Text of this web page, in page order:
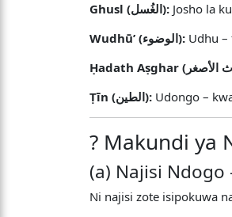
Ghusl (الغُسل): Josho la
Wudhūʼ (الوضوء): Udhu
Ṭīn (الطين): Udongo –
? Makundi ya
Ni najisi zote isipokuwa